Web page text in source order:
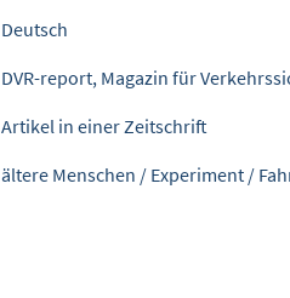
Deutsch
DVR-report, Magazin für
Artikel in einer Zeitschrift
ältere Menschen / Experiment /